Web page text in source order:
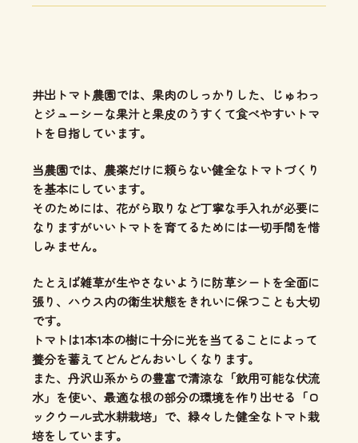
井出トマト農園では、 果肉のしっかりした、じゅわっ
とジューシーな果汁と果皮のうすくて食べやすいトマ
トを目指しています。
当農園では、 農薬だけに頼らない健全なトマトづくり
を基本にしています。
そのためには、花がら取りなど丁寧な手入れが必要に
なりますがいいトマトを育てるためには一切手間を惜
しみません。
たとえば雑草が生やさないように防草シートを全面に
張り、ハウス内の衛生状態をきれいに保つことも大切
です。
トマトは1本1本の樹に十分に光を当てることによって
養分を蓄えてどんどんおいしくなります。
また、丹沢山系からの豊富で清涼な「飲用可能な伏流
水」を使い、 最適な根の部分の環境を作り出せる「ロ
ックウール式水耕栽培」 で、緑々した健全なトマト栽
培をしています。